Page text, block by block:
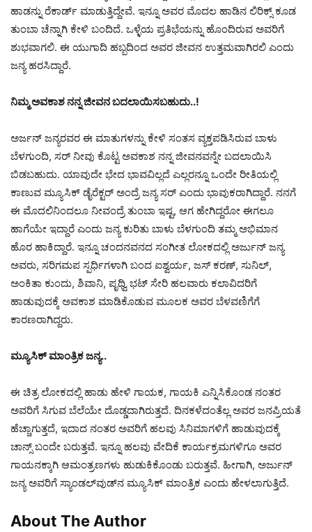
ಹಾಡನ್ನು ರೆಕಾರ್ಡ್ ಮಾಡುತ್ತಿದ್ದೇವೆ. ಇನ್ನೂ ಅವರ ಮೊದಲ ಹಾಡಿನ ಲಿರಿಕ್ಸ್ ಕೂಡ
ತುಂಬಾ ಚೆನ್ನಾಗಿ ಕೇಳಿ ಬಂದಿದೆ. ಒಳ್ಳೆಯ ಪ್ರತಿಭೆಯನ್ನು ಹೊಂದಿರುವ ಅವರಿಗೆ
ಶುಭವಾಗಲಿ. ಈ ಯುಗಾದಿ ಹಬ್ಬದಿಂದ ಅವರ ಜೀವನ ಉತ್ತಮವಾಗಿರಲಿ ಎಂದು
ಜನ್ಯ ಹರಸಿದ್ದಾರೆ.
ನಿಮ್ಮ ಅವಕಾಶ ನನ್ನ ಜೀವನ ಬದಲಾಯಿಸಬಹುದು..!
ಅರ್ಜನ್‌ ಜನ್ಯರವರ ಈ ಮಾತುಗಳನ್ನು ಕೇಳಿ ಸಂತಸ ವ್ಯಕ್ತಪಡಿಸಿರುವ ಬಾಳು
ಬೆಳಗುಂದಿ, ಸರ್‌ ನೀವು ಕೊಟ್ಟ ಅವಕಾಶ ನನ್ನ ಜೀವನವನ್ನೇ ಬದಲಾಯಿಸಿ
ಬಿಡಬಹುದು. ಯಾವುದೇ ಭೇದ ಭಾವವಿಲ್ಲದೆ ಎಲ್ಲರನ್ನೂ ಒಂದೇ ರೀತಿಯಲ್ಲಿ
ಕಾಣುವ ಮ್ಯೂಸಿಕ್‌ ಡೈರೆಕ್ಟರ್‌ ಅಂದ್ರೆ ಜನ್ಯ ಸರ್‌ ಎಂದು ಭಾವುಕರಾಗಿದ್ದಾರೆ. ನನಗೆ
ಈ ಮೊದಲಿನಿಂದಲೂ ನೀವಂದ್ರೆ ತುಂಬಾ ಇಷ್ಟ, ಆಗ ಹೇಗಿದ್ದರೋ ಈಗಲೂ
ಹಾಗೆಯೇ ಇದ್ದಾರೆ ಎಂದು ಜನ್ಯ ಕುರಿತು ಬಾಳು ಬೆಳಗುಂದಿ ತಮ್ಮ ಅಭಿಮಾನ
ಹೊರ ಹಾಕಿದ್ದಾರೆ. ಇನ್ನೂ ಚಂದನವನದ ಸಂಗೀತ ಲೋಕದಲ್ಲಿ ಅರ್ಜುನ್ ಜನ್ಯ
ಅವರು, ಸರಿಗಮಪ ಸ್ಪರ್ಧಿಗಳಾಗಿ ಬಂದ ಐಶ್ವರ್ಯ, ಜಸ್ ಕರಣ್, ಸುನಿಲ್,
ಅಂಕಿತಾ ಕುಂದು, ಶಿವಾನಿ, ಪೃಥ್ವಿ ಭಟ್ ಸೇರಿ ಹಲವಾರು ಕಲಾವಿದರಿಗೆ
ಹಾಡುವುದಕ್ಕೆ ಅವಕಾಶ ಮಾಡಿಕೊಡುವ ಮೂಲಕ ಅವರ ಬೆಳವಣಿಗೆಗೆ
ಕಾರಣರಾಗಿದ್ದರು.
ಮ್ಯೂಸಿಕ್‌ ಮಾಂತ್ರಿಕ ಜನ್ಯ..
ಈ ಚಿತ್ರ ಲೋಕದಲ್ಲಿ ಹಾಡು ಹೇಳಿ ಗಾಯಕ, ಗಾಯಕಿ ಎನ್ನಿಸಿಕೊಂಡ ನಂತರ
ಅವರಿಗೆ ಸಿಗುವ ಬೆಲೆಯೇ ದೊಡ್ಡದಾಗಿರುತ್ತದೆ. ದಿನಕಳೆದಂತೆಲ್ಲ ಅವರ ಜನಪ್ರಿಯತೆ
ಹೆಚ್ಚಾಗುತ್ತದೆ, ಇದಾದ ನಂತರ ಅವರಿಗೆ ಹಲವು ಸಿನಿಮಾಗಳಿಗೆ ಹಾಡುವುದಕ್ಕೆ
ಚಾನ್ಸ್ ಬಂದೇ ಬರುತ್ತವೆ. ಇನ್ನೂ ಹಲವು ವೇದಿಕೆ ಕಾರ್ಯಕ್ರಮಗಳಿಗೂ ಅವರ
ಗಾಯನಕ್ಕಾಗಿ ಆಮಂತ್ರಣಗಳು ಹುಡುಕಿಕೊಂಡು ಬರುತ್ತವೆ. ಹೀಗಾಗಿ, ಅರ್ಜುನ್
ಜನ್ಯ ಅವರಿಗೆ ಸ್ಯಾಂಡಲ್‌ವುಡ್‌ನ ಮ್ಯೂಸಿಕ್‌ ಮಾಂತ್ರಿಕ ಎಂದು ಹೇಳಲಾಗುತ್ತಿದೆ.
About The Author